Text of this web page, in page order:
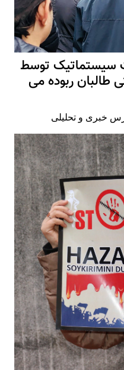
سیستماتیک توسط
طالبان ربوده می
خبری و تحلیلی